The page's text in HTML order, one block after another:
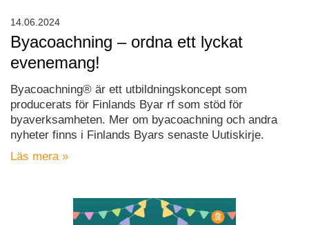
Byacoachning – ordna ett lyckat
evenemang!
Byacoachning® är ett utbildningskoncept som
producerats för Finlands Byar rf som stöd för
byaverksamheten. Mer om byacoachning och andra
nyheter finns i Finlands Byars senaste Uutiskirje.
Läs mera »
14.06.2024